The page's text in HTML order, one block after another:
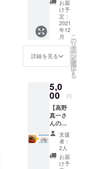
ペア・
グルー
プで体
験の場
合、人
数分の
（体験
の権
なりま
す。 ※
配送期
間： ・
写真
集 ″忘
れられ
た被災
『旭』
→12月
「効率
よりも
大事な
ものが
る！」
さんが
こだ
ける譲
れない
もの。
そんな
玉子
は、た
だの玉
子では
ない美
味しさ
があり
を摘む
体験が
できま
す。 最
適な温
度・湿
度・
るよう
水耕栽
用し、
作物の
成長を
妨げる
害虫や
細菌を
駆除す
る農薬
おり、
九十九
里浜で
漁獲し
た魚、
イセエ
ビ、ワ
してお
りま
す。 生
簀で直
前まで
活かし
鮮度を
保って
いるた
め、酸
化防止
れた被
災地”
『旭』
集 "忘れ
られた
被災地”
『旭』1
冊＋旭
ド豚商
品お届
けの
コース
です。
旭市は
全国2位
の豚肉
産出額
を誇っ
ていま
お届
け予
定：
2021
年12
月
詳細を見る
こ
の
リ
タ
ー
ン
を
選
択
す
る
5,0
00 円
【高野
真一さ
んの貴
味（タ
カミ）
メロン
＆写真
集 ″忘
支援
者：
2人
お届
け予